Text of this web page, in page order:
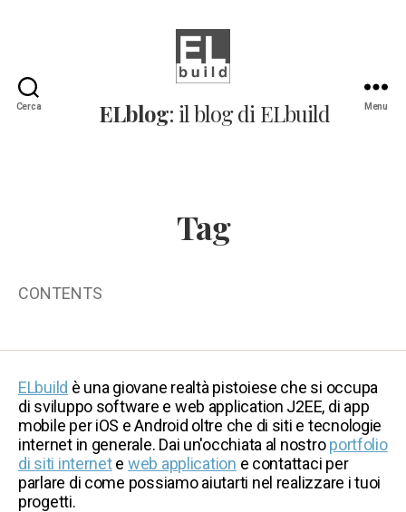
Cerca
Il
blog
ELblog: il blog di ELbuild Menu
Tag
CONTENTS
ELbuild è una giovane realtà pistoiese che si occupa
di sviluppo software e web application J2EE, di app
mobile per iOS e Android oltre che di siti e tecnologie
internet in generale. Dai un'occhiata al nostroportfolio
di siti internete web application e contattaci per
parlare di come possiamo aiutarti nel realizzare i tuoi
progetti.